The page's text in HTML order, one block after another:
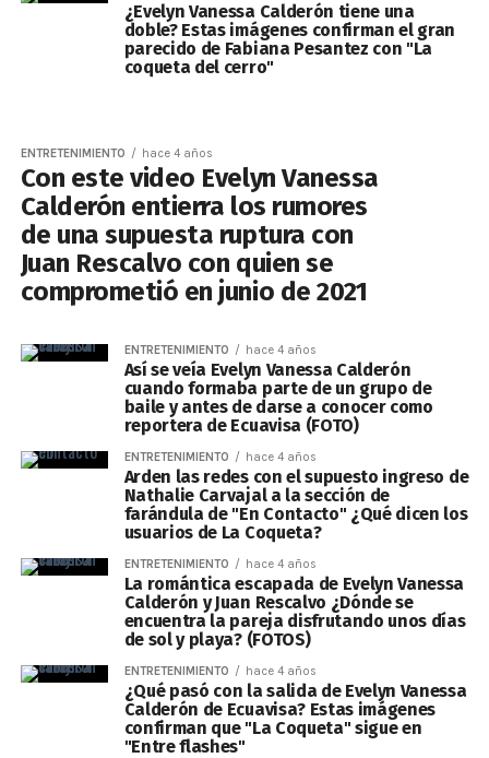
¿Evelyn Vanessa Calderón tiene una
doble? Estas imágenes confirman el gran
parecido de Fabiana Pesantez con "La
coqueta del cerro"
ENTRETENIMIENTO hace 4 años
Con este video Evelyn Vanessa
Calderón entierra los rumores
de una supuesta ruptura con
Juan Rescalvo con quien se
comprometió en junio de 2021
ENTRETENIMIENTO hace 4 años
Así se veía Evelyn Vanessa Calderón
cuando formaba parte de un grupo de
baile y antes de darse a conocer como
reportera de Ecuavisa (FOTO)
ENTRETENIMIENTO hace 4 años
Arden las redes con el supuesto ingreso de
Nathalie Carvajal a la sección de
farándula de "En Contacto" ¿Qué dicen los
usuarios de La Coqueta?
ENTRETENIMIENTO hace 4 años
La romántica escapada de Evelyn Vanessa
Calderón y Juan Rescalvo ¿Dónde se
encuentra la pareja disfrutando unos días
de sol y playa? (FOTOS)
ENTRETENIMIENTO hace 4 años
¿Qué pasó con la salida de Evelyn Vanessa
Calderón de Ecuavisa? Estas imágenes
confirman que "La Coqueta" sigue en
"Entre flashes"